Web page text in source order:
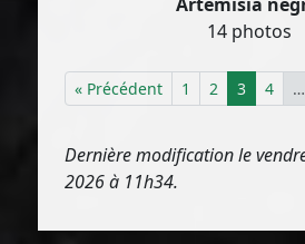
14 photos
« Précédent 1 2 3 4 …
Dernière modification le
2026 à 11h34.